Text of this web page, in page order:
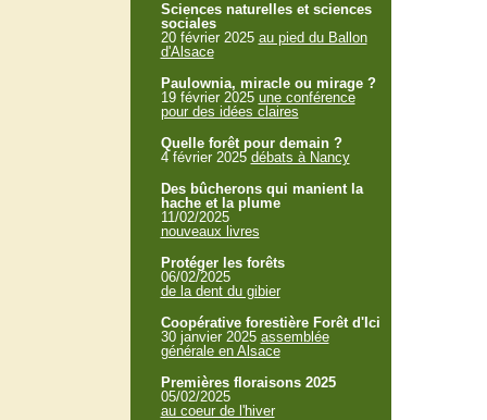
Sciences naturelles et sciences
sociales
20 février 2025 au pied du Ballon
d'Alsace
Paulownia, miracle ou mirage ?
19 février 2025 une conférence
pour des idées claires
Quelle forêt pour demain ?
4 février 2025 débats à Nancy
Des bûcherons qui manient la
hache et la plume
11/02/2025
nouveaux livres
Protéger les forêts
06/02/2025
de la dent du gibier
Coopérative forestière Forêt d'Ici
30 janvier 2025 assemblée
générale en Alsace
Premières floraisons 2025
05/02/2025
au coeur de l'hiver